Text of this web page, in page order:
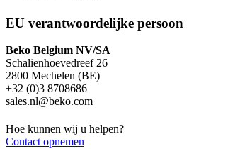
EU verantwoordelijke persoon
Beko Belgium NV/SA
Schalienhoevedreef 26
2800 Mechelen (BE)
+32 (0)3 8708686
sales.nl@beko.com
Hoe kunnen wij u helpen?
Contact opnemen